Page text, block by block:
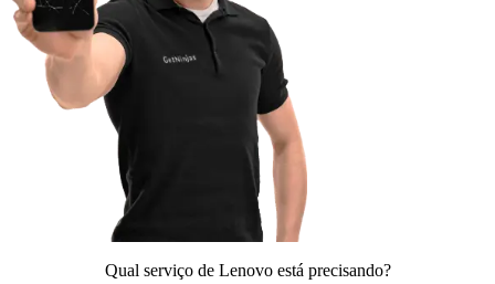
Qual serviço de Lenovo está precisando?